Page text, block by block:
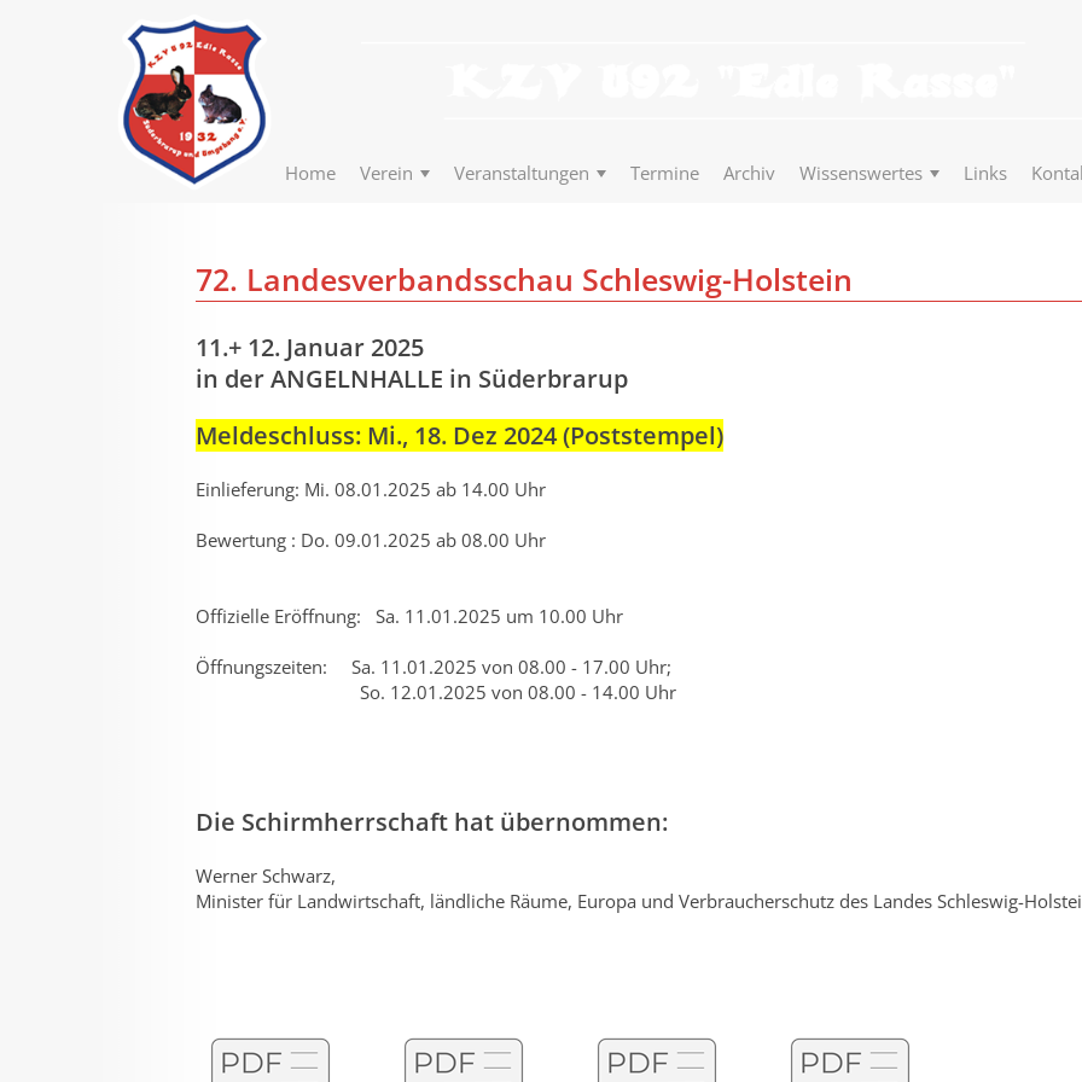
Home Verein Veranstaltungen Termine Archiv Wissenswertes Links
72. Landesverbandsschau Schleswig-Holstein
11.+ 12. Januar 2025
in der ANGELNHALLE in Süderbrarup
Meldeschluss: Mi., 18. Dez 2024 (Poststempel)
Einlieferung: Mi. 08.01.2025 ab 14.00 Uhr
Bewertung : Do. 09.01.2025 ab 08.00 Uhr
Offizielle Eröffnung: Sa. 11.01.2025 um 10.00 Uhr
Öffnungszeiten: Sa. 11.01.2025 von 08.00 - 17.00 Uhr;
So. 12.01.2025 von 08.00 - 14.00 Uhr
Die Schirmherrschaft hat übernommen:
Werner Schwarz,
Minister für Landwirtschaft, ländliche Räume, Europa und Verbraucherschutz des Landes Schleswig-